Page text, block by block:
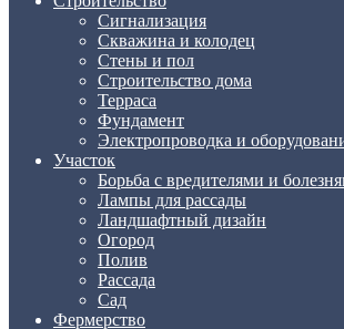
Сигнализация
Скважина и колодец
Стены и пол
Строительство дома
Терраса
Фундамент
Электропроводка и
Участок
Борьба с вредителями и
Лампы для рассады
Ландшафтный дизайн
Огород
Полив
Рассада
Сад
Фермерство